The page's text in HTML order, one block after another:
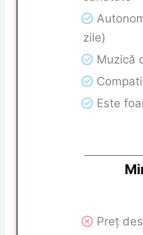
zile)
Muzică
Este
Preț